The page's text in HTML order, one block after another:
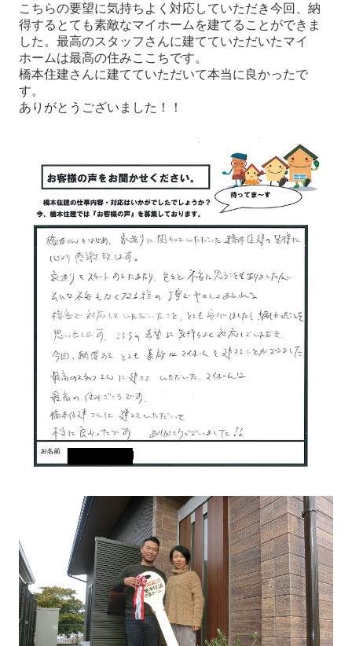
こちらの要望に気持ちよく対応していただき今回、納
得するとても素敵なマイホームを建てることができま
した。最高のスタッフさんに建てていただいたマイ
ホームは最高の住みここちです。
橋本住建さんに建てていただいて本当に良かったで
す。
ありがとうございました！！